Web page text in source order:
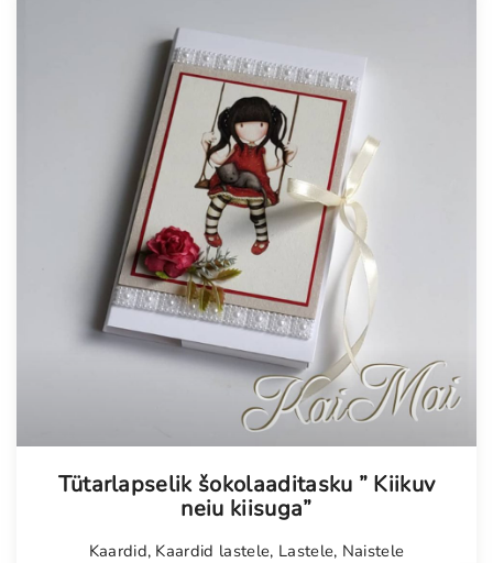
Tütarlapselik šokolaaditasku ” Kiikuv
neiu kiisuga”
Kaardid, Kaardid lastele, Lastele, Naistele